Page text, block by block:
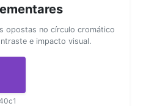
opostas no círculo cromático
e impacto visual.